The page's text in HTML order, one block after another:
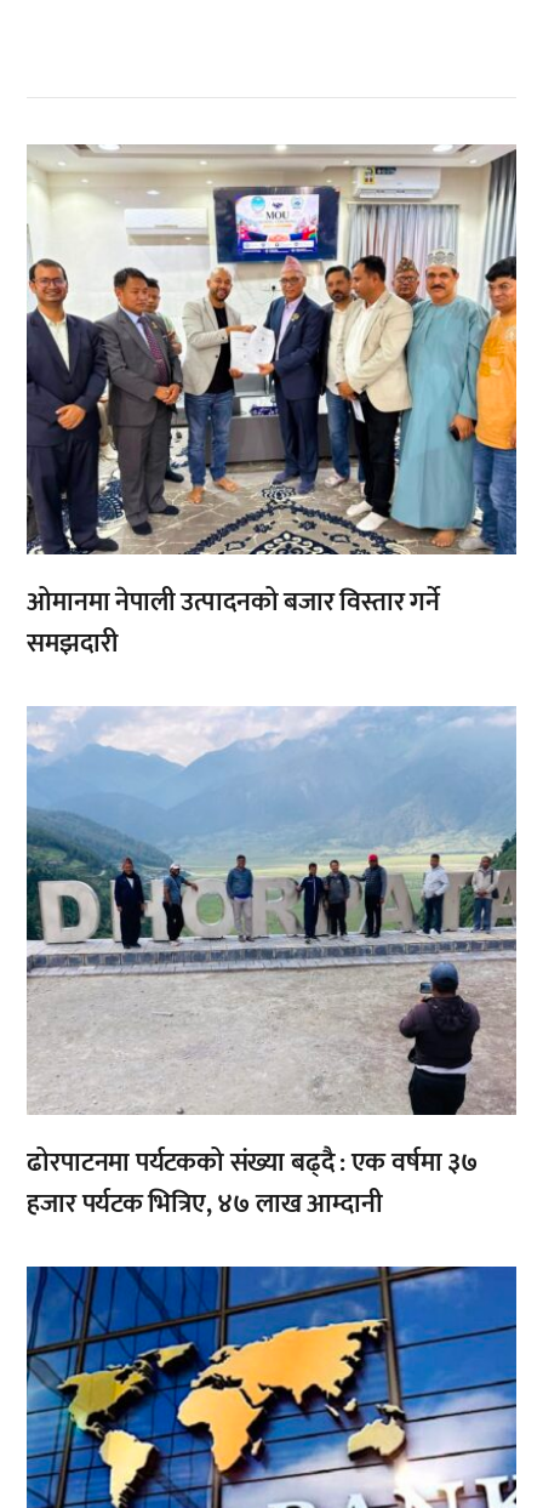
,,
ओमानमा नेपाली उत्पादनको बजार विस्तार गर्ने
समझदारी
,,
ढोरपाटनमा पर्यटकको संख्या बढ्दै : एक वर्षमा ३७
हजार पर्यटक भित्रिए, ४७ लाख आम्दानी